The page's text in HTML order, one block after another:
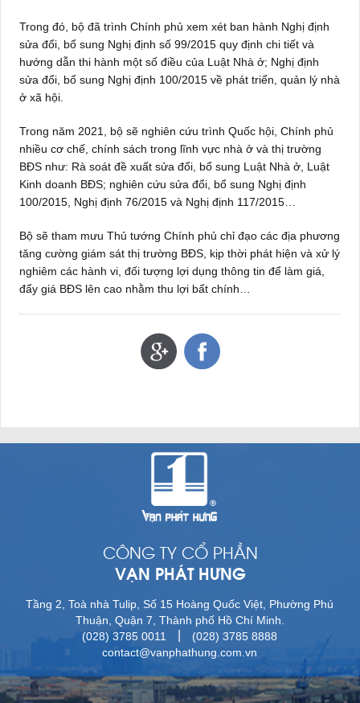
Trong đó, bộ đã trình Chính phủ xem xét ban hành Nghị định
sửa đổi, bổ sung Nghị định số 99/2015 quy định chi tiết và
hướng dẫn thi hành một số điều của Luật Nhà ở; Nghị định
sửa đổi, bổ sung Nghị định 100/2015 về phát triển, quản lý nhà
ở xã hội.
Trong năm 2021, bộ sẽ nghiên cứu trình Quốc hội, Chính phủ
nhiều cơ chế, chính sách trong lĩnh vực nhà ở và thị trường
BĐS như: Rà soát đề xuất sửa đổi, bổ sung Luật Nhà ở, Luật
Kinh doanh BĐS; nghiên cứu sửa đổi, bổ sung Nghị định
100/2015, Nghị định 76/2015 và Nghị định 117/2015…
Bộ sẽ tham mưu Thủ tướng Chính phủ chỉ đạo các địa phương
tăng cường giám sát thị trường BĐS, kịp thời phát hiện và xử lý
nghiêm các hành vi, đối tượng lợi dụng thông tin để làm giá,
đẩy giá BĐS lên cao nhằm thu lợi bất chính…
CÔNG TY CỔ PHẦN
VẠN PHÁT HƯNG
Tầng 2, Toà nhà Tulip, Số 15 Hoàng Quốc Việt, Phường Phú
Thuận, Quận 7, Thành phố Hồ Chí Minh.
(028) 3785 0011
(028) 3785 8888
contact@vanphathung.com.vn